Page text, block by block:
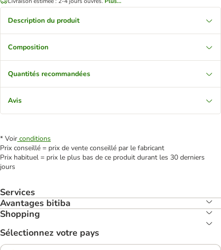
Description du produit
Composition
Quantités recommandées
Avis
* Voir conditions
Prix conseillé = prix de vente conseillé par le fabricant
Prix habituel = prix le plus bas de ce produit durant les 30 derniers
jours
Services
Avantages bitiba
Shopping
Sélectionnez votre pays